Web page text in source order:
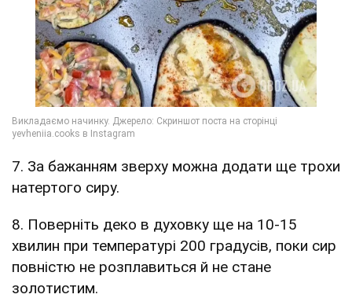
7. За бажанням зверху можна додати ще трохи
натертого сиру.
8. Поверніть деко в духовку ще на 10-15
хвилин при температурі 200 градусів, поки сир
повністю не розплавиться й не стане
золотистим.